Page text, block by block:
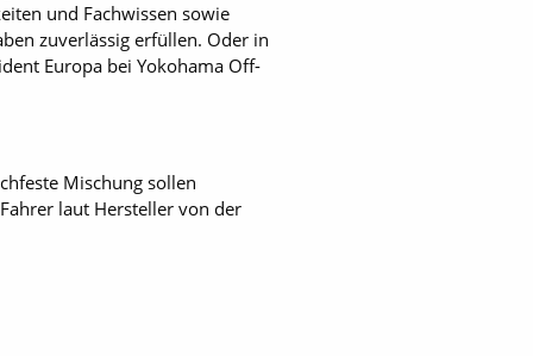
und Fachwissen sowie
zuverlässig erfüllen. Oder in
Europa bei Yokohama Off-
Mischung sollen
laut Hersteller von der